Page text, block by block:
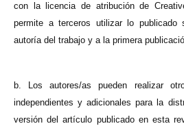
con la licencia de atribución de
permite a terceros utilizar lo publicado
autoría del trabajo y a la primera
b. Los autores/as pueden realizar
independientes y adicionales para la
versión del artículo publicado en esta